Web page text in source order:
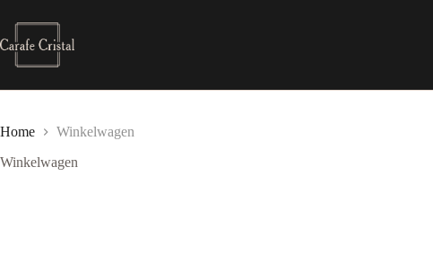
content
Home
Winkelwagen
Winkelwagen